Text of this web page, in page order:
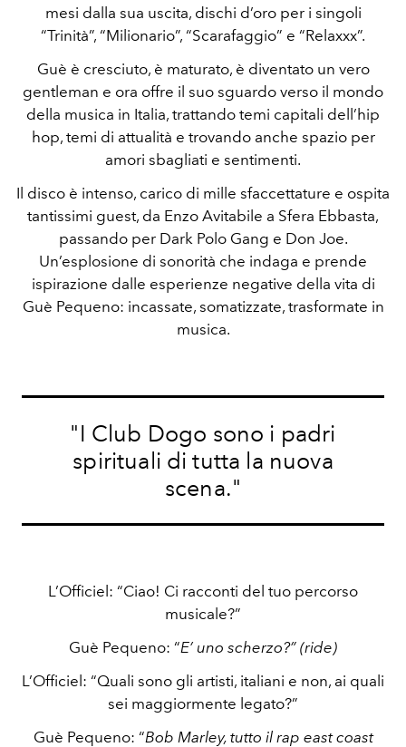
mesi dalla sua uscita, dischi d’oro per i singoli
“Trinità”, “Milionario”, “Scarafaggio” e “Relaxxx”.
Guè è cresciuto, è maturato, è diventato un vero
gentleman e ora offre il suo sguardo verso il mondo
della musica in Italia, trattando temi capitali dell’hip
hop, temi di attualità e trovando anche spazio per
amori sbagliati e sentimenti.
Il disco è intenso, carico di mille sfaccettature e ospita
tantissimi guest, da Enzo Avitabile a Sfera Ebbasta,
passando per Dark Polo Gang e Don Joe.
Un’esplosione di sonorità che indaga e prende
ispirazione dalle esperienze negative della vita di
Guè Pequeno: incassate, somatizzate, trasformate in
musica.
"I Club Dogo sono i padri
spirituali di tutta la nuova
scena."
L’Officiel: “Ciao! Ci racconti del tuo percorso
musicale?”
Guè Pequeno: “E’ uno scherzo?” (ride)
L’Officiel: “Quali sono gli artisti, italiani e non, ai quali
sei maggiormente legato?”
Guè Pequeno: “Bob Marley, tutto il rap east coast